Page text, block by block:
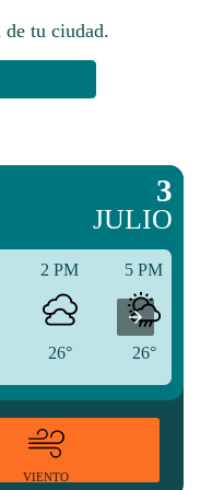
de tu ciudad.​
3
JULIO
2 PM
26°
5 PM
26°
VIENTO